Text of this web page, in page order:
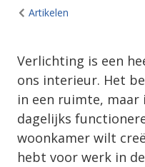
Artikelen
Verlichting is een
ons interieur. Het
in een ruimte, maar
dagelijks
woonkamer wilt
hebt voor werk in